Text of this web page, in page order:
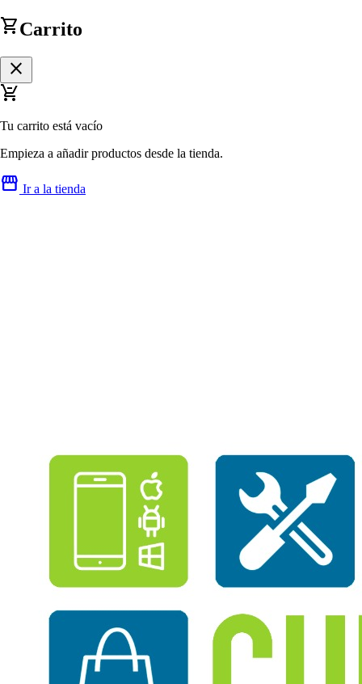
shopping_cartCarrito
close
remove_shopping_cart
Tu carrito está vacío
Empieza a añadir productos desde la tienda.
storefront Ir a la tienda